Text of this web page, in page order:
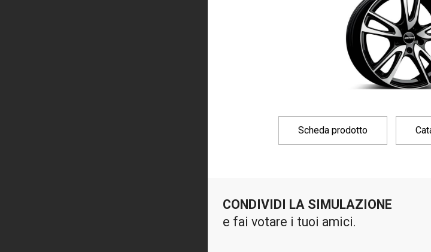
Scheda prodotto
CONDIVIDI LA SIMULAZIONE
e fai votare i tuoi amici.